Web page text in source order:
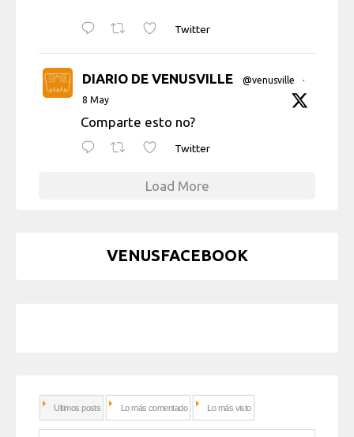
Twitter
DIARIO DE VENUSVILLE @venusville
·
8 May
Comparte esto no?
Twitter
Load More
VENUSFACEBOOK
Ultimos posts Lo más comentado Lo más visto